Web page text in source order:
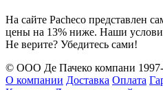
На сайте Pacheco представлен
цены на 13% ниже. Наши
Не верите? Убедитесь сами!
© ООО Де Пачеко компани 1997-
О компании Доставка Оплата